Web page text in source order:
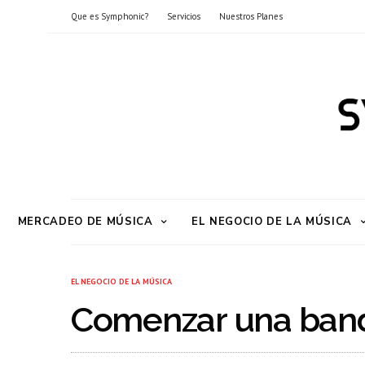
Que es Symphonic? Servicios Nuestros Planes
MERCADEO DE MÚSICA EL NEGOCIO DE LA MÚSICA
EL NEGOCIO DE LA MÚSICA
Comenzar una